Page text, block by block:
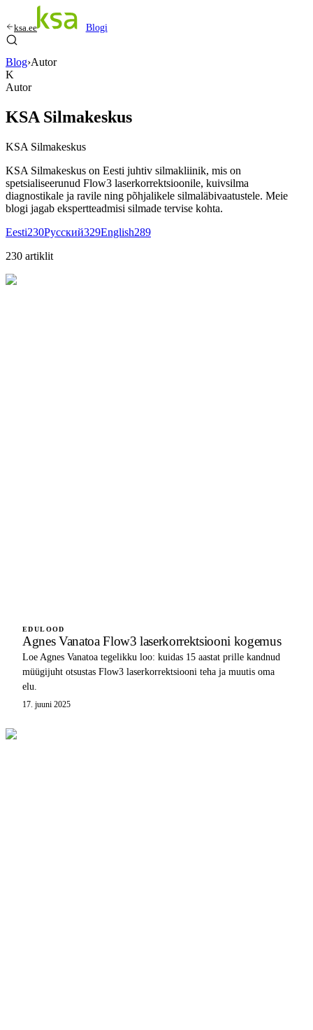
ksa.ee Blogi
Blog›Autor
K
Autor
KSA Silmakeskus
KSA Silmakeskus
KSA Silmakeskus on Eesti juhtiv silmakliinik, mis on
spetsialiseerunud Flow3 laserkorrektsioonile, kuivsilma
diagnostikale ja ravile ning põhjalikele silmaläbivaatustele. Meie
blogi jagab ekspertteadmisi silmade tervise kohta.
Eesti230Русский329English289
230 artiklit
EDULOOD
Agnes Vanatoa Flow3 laserkorrektsiooni kogemus
Loe Agnes Vanatoa tegelikku loo: kuidas 15 aastat prille kandnud
müügijuht otsustas Flow3 laserkorrektsiooni teha ja muutis oma
elu.
17. juuni 2025